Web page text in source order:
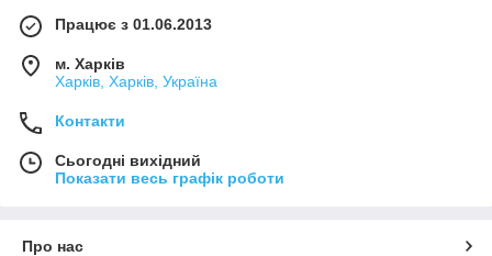
Працює з 01.06.2013
м. Харків
Харків, Харків, Україна
Контакти
Сьогодні вихідний
Показати весь графік роботи
Про нас